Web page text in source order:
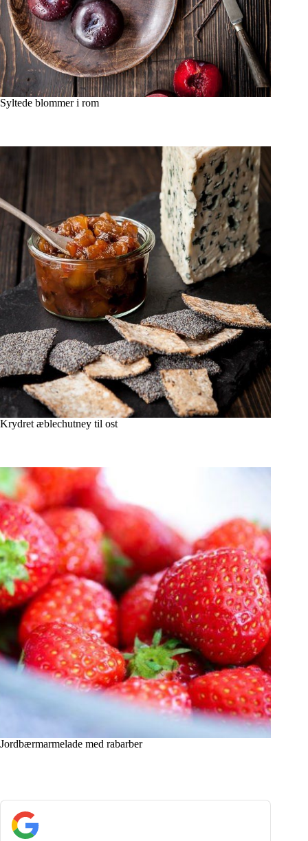
Syltede blommer i rom
Krydret æblechutney til ost
Jordbærmarmelade med rabarber